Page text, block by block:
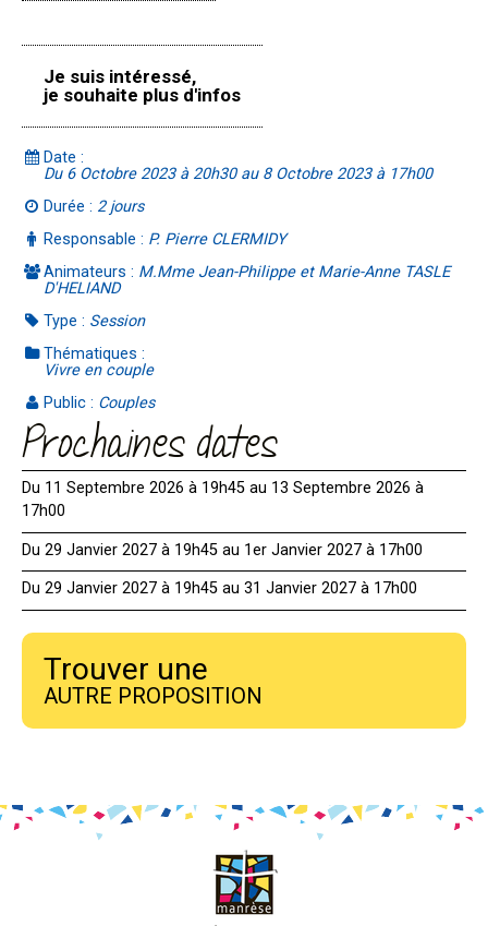
Je suis intéressé,
je souhaite plus d'infos
Date :
Du 6 Octobre 2023 à 20h30 au 8 Octobre 2023 à 17h00
Durée : 2 jours
Responsable : P. Pierre CLERMIDY
Animateurs : M.Mme Jean-Philippe et Marie-Anne TASLE
D'HELIAND
Type : Session
Thématiques :
Vivre en couple
Public : Couples
Prochaines dates
Du 11 Septembre 2026 à 19h45 au 13 Septembre 2026 à
17h00
Du 29 Janvier 2027 à 19h45 au 1er Janvier 2027 à 17h00
Du 29 Janvier 2027 à 19h45 au 31 Janvier 2027 à 17h00
Trouver une
AUTRE PROPOSITION